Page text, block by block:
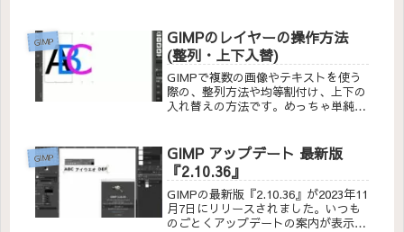
状況をチェックしてみました。
GIMP
GIMPのレイヤーの操作方法
(整列・上下入替)
GIMPで複数の画像やテキストを使う
際の、整列方法や均等割付け、上下の
入れ替えの方法です。めっちゃ単純で
GIMP
GIMP アップデート 最新版
『2.10.36』
GIMPの最新版『2.10.36』が2023年11
月7日にリリースされました。いつも
のごとくアップデートの案内が表示さ